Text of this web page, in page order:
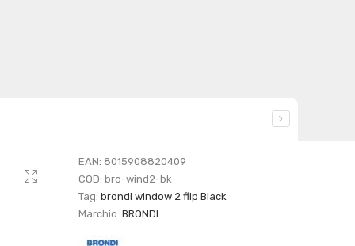
EAN: 8015908820409
COD:bro-wind2-bk
Tag:brondi window 2 flip Black
Marchio:BRONDI